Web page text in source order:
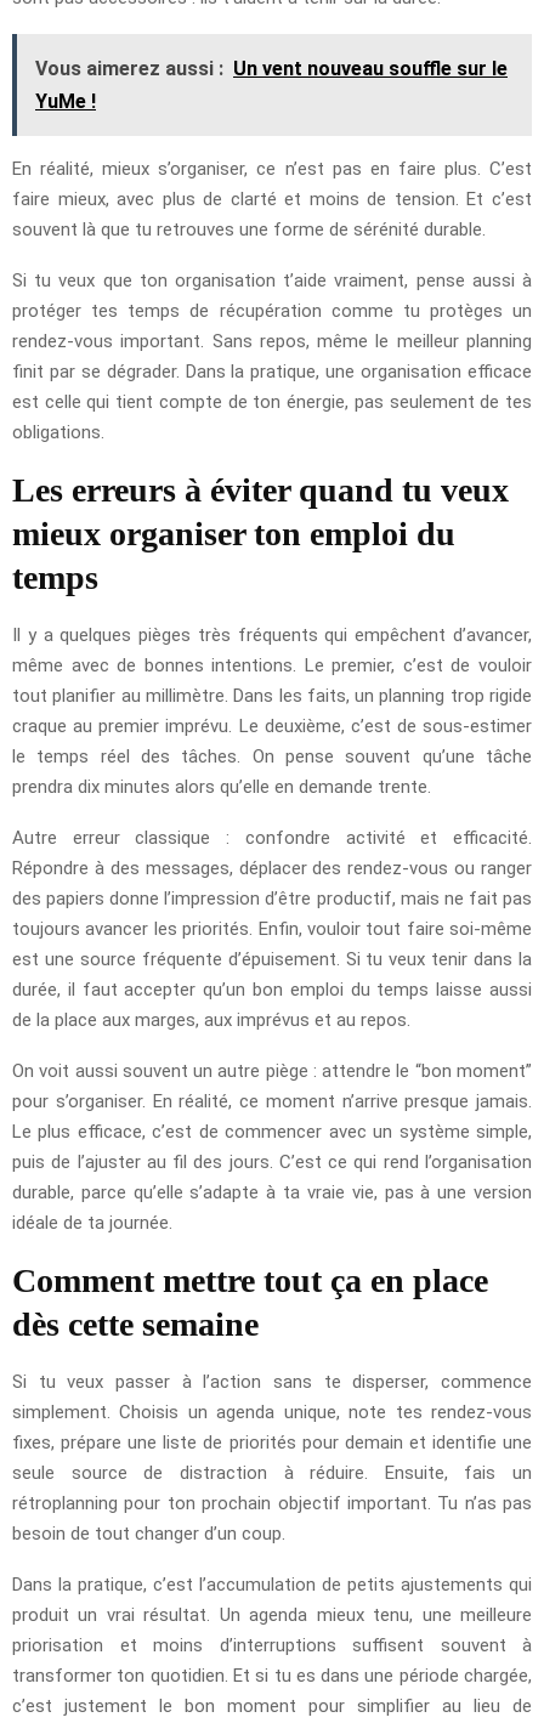
Vous aimerez aussi : Un vent nouveau souffle sur le
YuMe !
En réalité, mieux s’organiser, ce n’est pas en faire plus. C’est
faire mieux, avec plus de clarté et moins de tension. Et c’est
souvent là que tu retrouves une forme de sérénité durable.
Si tu veux que ton organisation t’aide vraiment, pense aussi à
protéger tes temps de récupération comme tu protèges un
rendez-vous important. Sans repos, même le meilleur planning
finit par se dégrader. Dans la pratique, une organisation efficace
est celle qui tient compte de ton énergie, pas seulement de tes
obligations.
Les erreurs à éviter quand tu veux
mieux organiser ton emploi du
temps
Il y a quelques pièges très fréquents qui empêchent d’avancer,
même avec de bonnes intentions. Le premier, c’est de vouloir
tout planifier au millimètre. Dans les faits, un planning trop rigide
craque au premier imprévu. Le deuxième, c’est de sous-estimer
le temps réel des tâches. On pense souvent qu’une tâche
prendra dix minutes alors qu’elle en demande trente.
Autre erreur classique : confondre activité et efficacité.
Répondre à des messages, déplacer des rendez-vous ou ranger
des papiers donne l’impression d’être productif, mais ne fait pas
toujours avancer les priorités. Enfin, vouloir tout faire soi-même
est une source fréquente d’épuisement. Si tu veux tenir dans la
durée, il faut accepter qu’un bon emploi du temps laisse aussi
de la place aux marges, aux imprévus et au repos.
On voit aussi souvent un autre piège : attendre le “bon moment”
pour s’organiser. En réalité, ce moment n’arrive presque jamais.
Le plus efficace, c’est de commencer avec un système simple,
puis de l’ajuster au fil des jours. C’est ce qui rend l’organisation
durable, parce qu’elle s’adapte à ta vraie vie, pas à une version
idéale de ta journée.
Comment mettre tout ça en place
dès cette semaine
Si tu veux passer à l’action sans te disperser, commence
simplement. Choisis un agenda unique, note tes rendez-vous
fixes, prépare une liste de priorités pour demain et identifie une
seule source de distraction à réduire. Ensuite, fais un
rétroplanning pour ton prochain objectif important. Tu n’as pas
besoin de tout changer d’un coup.
Dans la pratique, c’est l’accumulation de petits ajustements qui
produit un vrai résultat. Un agenda mieux tenu, une meilleure
priorisation et moins d’interruptions suffisent souvent à
transformer ton quotidien. Et si tu es dans une période chargée,
c’est justement le bon moment pour simplifier au lieu de